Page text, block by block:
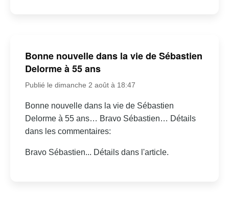
Bonne nouvelle dans la vie de Sébastien
Delorme à 55 ans
Publié le dimanche 2 août à 18:47
Bonne nouvelle dans la vie de Sébastien
Delorme à 55 ans… Bravo Sébastien… Détails
dans les commentaires:
Bravo Sébastien... Détails dans l'article.